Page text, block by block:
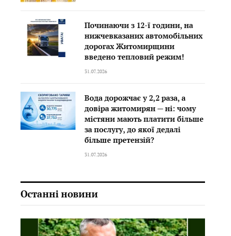
Починаючи з 12-ї години, на
нижчевказаних автомобільних
дорогах Житомирщини
введено тепловий режим!
31.07.2026
Вода дорожчає у 2,2 раза, а
довіра житомирян — ні: чому
містяни мають платити більше
за послугу, до якої дедалі
більше претензій?
31.07.2026
Останні новини